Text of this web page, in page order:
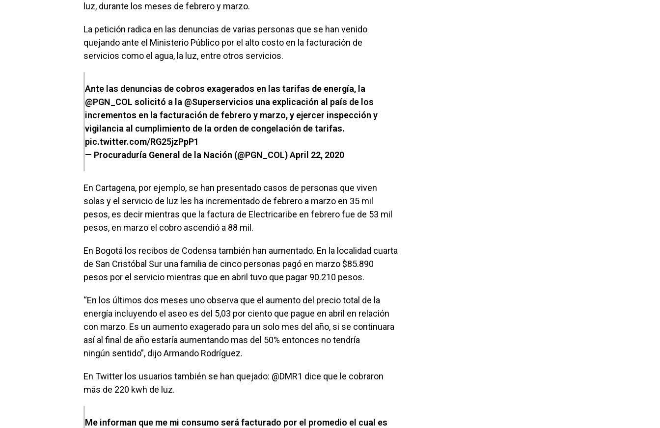
luz, durante los meses de febrero y marzo.
La petición radica en las denuncias de varias personas que se han venido
quejando ante el Ministerio Público por el alto costo en la facturación de
servicios como el agua, la luz, entre otros servicios.
Ante las denuncias de cobros exagerados en las tarifas de energía, la
@PGN_COL solicitó a la @Superservicios una explicación al país de los
incrementos en la facturación de febrero y marzo, y ejercer inspección y
vigilancia al cumplimiento de la orden de congelación de tarifas.
pic.twitter.com/RG25jzPpP1
— Procuraduría General de la Nación (@PGN_COL)April 22, 2020
En Cartagena, por ejemplo, se han presentado casos de personas que viven
solas y el servicio de luz les ha incrementado de febrero a marzo en 35 mil
pesos, es decir mientras que la factura de Electricaribe en febrero fue de 53 mil
pesos, en marzo el cobro ascendió a 88 mil.
En Bogotá los recibos de Codensa también han aumentado. En la localidad cuarta
de San Cristóbal Sur una familia de cinco personas pagó en marzo $85.890
pesos por el servicio mientras que en abril tuvo que pagar 90.210 pesos.
“En los últimos dos meses uno observa que el aumento del precio total de la
energía incluyendo el aseo es del 5,03 por ciento que pague en abril en relación
con marzo. Es un aumento exagerado para un solo mes del año, si se continuara
así al final de año estaría aumentando mas del 50% entonces no tendría
ningún sentido”, dijo Armando Rodríguez.
En Twitter los usuarios también se han quejado: @DMR1 dice que le cobraron
más de 220 kwh de luz.
Me informan que me mi consumo será facturado por el promedio el cual es